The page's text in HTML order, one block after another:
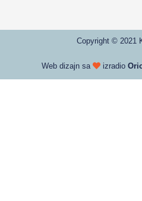
Copyright © 2021
Web dizajn sa izradio